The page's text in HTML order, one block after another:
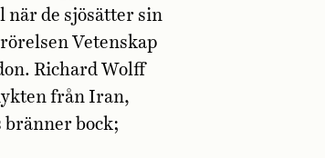
när de sjösätter sin
Vetenskap
Richard Wolff
från Iran,
bränner bock;